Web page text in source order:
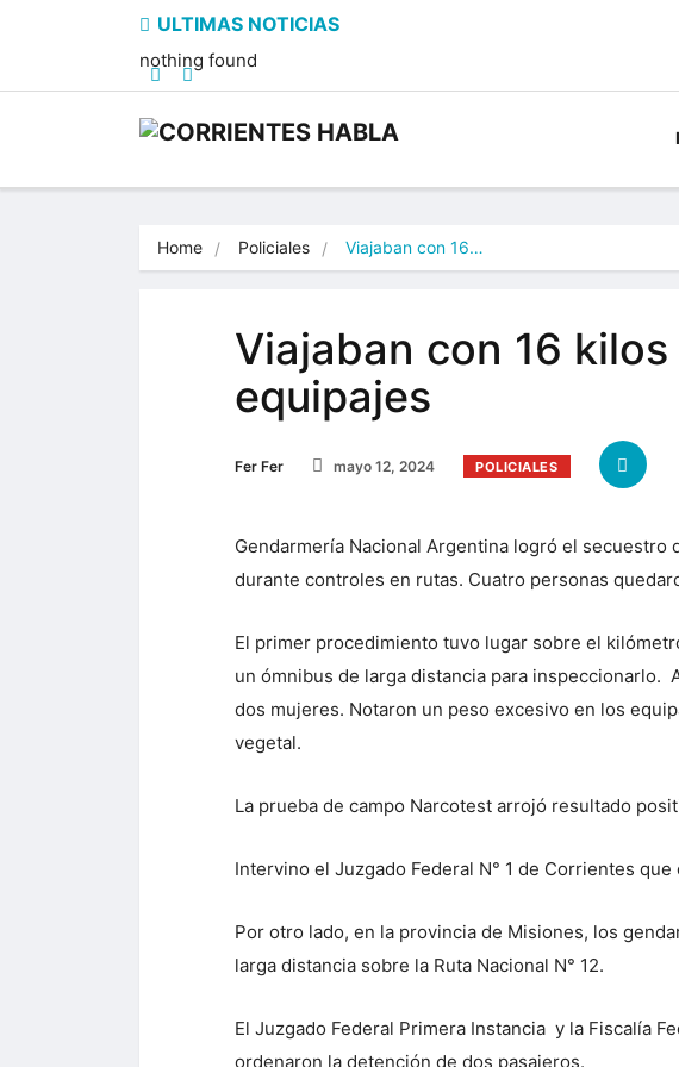
nothing found
Home Policiales Viajaban con 16…
Viajaban con 16
equipajes
Fer Fer mayo 12, 2024 POLICIALES
Gendarmería Nacional Argentina logró el
durante controles en rutas. Cuatro personas
El primer procedimiento tuvo lugar sobre el
un ómnibus de larga distancia para
dos mujeres. Notaron un peso excesivo en los
vegetal.
La prueba de campo Narcotest arrojó resultado
Intervino el Juzgado Federal N° 1 de Corrientes
Por otro lado, en la provincia de Misiones, los
larga distancia sobre la Ruta Nacional N° 12.
El Juzgado Federal Primera Instancia y la Fiscalía
ordenaron la detención de dos pasajeros.